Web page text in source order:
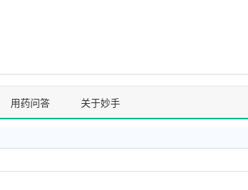
用药问答 关于妙手